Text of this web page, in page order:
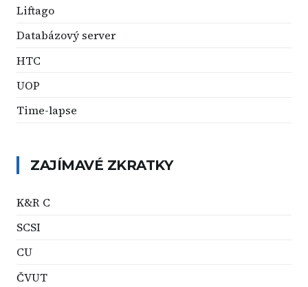
Liftago
Databázový server
HTC
UOP
Time-lapse
ZAJÍMAVÉ ZKRATKY
K&R C
SCSI
CU
ČVUT